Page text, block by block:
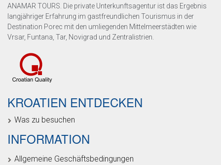
ANAMAR TOURS. Die private Unterkunftsagentur ist das Ergebnis
langjähriger Erfahrung im gastfreundlichen Tourismus in der
Destination Porec mit den umliegenden Mittelmeerstädten wie
Vrsar, Funtana, Tar, Novigrad und Zentralistrien.
KROATIEN ENTDECKEN
Was zu besuchen
INFORMATION
Allgemeine Geschäftsbedingungen